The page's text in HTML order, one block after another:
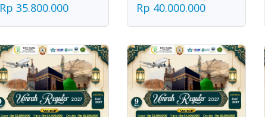
Rp 35.800.000 Rp 40.000.000